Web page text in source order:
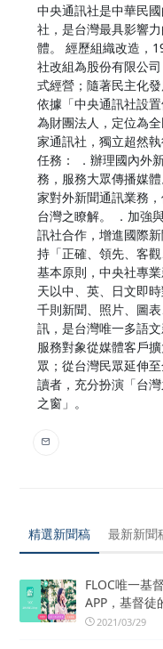
中央通訊社是中華民
社，是台灣最具影響
體。 經歷組織改造，
社改組為股份有限公
式經營；隨著民主化
依據「中央通訊社設
為財團法人，定位為
家通訊社，獨立超然
任務： ．辦理國內外
務，服務大眾傳播媒
家對外新聞通訊業務
台灣之瞭解。 ．加強
訊社合作，增進國際
持「正確、領先、客
基本原則，中央社專
天以中、英、日文即
千則新聞、照片、圖
訊，是台灣唯一多語文
服務對象從媒體客戶
眾；從台灣民眾延伸
讀者，充分扮演「台
之窗」。
精選新聞稿 最新新聞
FLOC唯一基
APP，基督徒
2021/03/29